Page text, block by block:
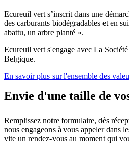
Ecureuil vert s’inscrit dans une
des carburants biodégradables et en
abattu, un arbre planté ».
Ecureuil vert s'engage avec La
Belgique.
En savoir plus sur l'ensemble des
Envie d'une taille de
Remplissez notre formulaire, dès
nous engageons à vous appeler dans
vite un rendez-vous au moment qui